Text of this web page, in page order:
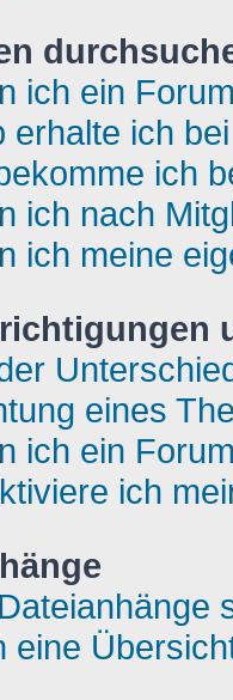
ich ein
erhalte ich
ich
ich nach
ich meine
eines
ich ein
ich
eine